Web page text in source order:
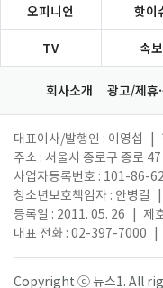
오피니언 핫이
TV 속보
회사소개 광고/제휴
대표이사/발행인 : 이영섭
주소 : 서울시 종로구 종로
사업자등록번호 : 101-86-
청소년보호책임자 : 안병길
등록일 : 2011. 05. 26
제
대표 전화 : 02-397-7000
Copyright ⓒ 뉴스1. All